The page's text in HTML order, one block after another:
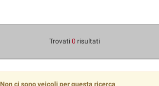
Trovati0 risultati
Non ci sono veicoli per questa ricerca